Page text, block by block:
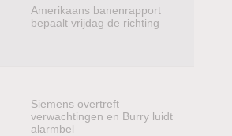
Amerikaans banenrapport
bepaalt vrijdag de richting
Siemens overtreft
verwachtingen en Burry luidt
alarmbel